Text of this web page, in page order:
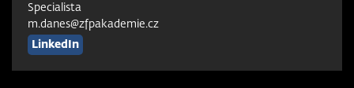
Specialista
m.danes@zfpakademie.cz
LinkedIn